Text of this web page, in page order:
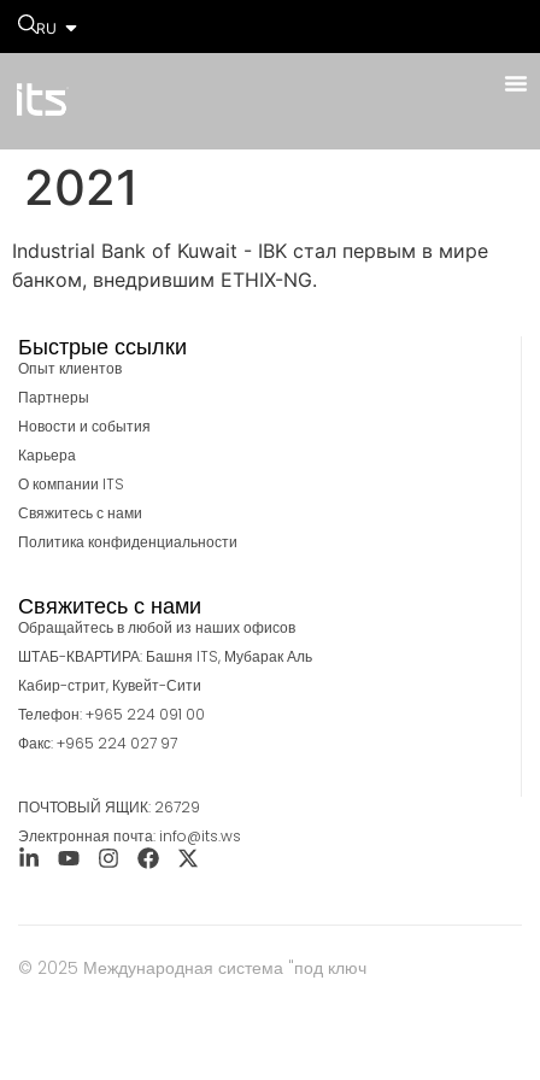
RU
2021
Industrial Bank of Kuwait - IBK стал первым в мире
банком, внедрившим ETHIX-NG.
Быстрые ссылки
Опыт клиентов
Партнеры
Новости и события
Карьера
О компании ITS
Свяжитесь с нами
Политика конфиденциальности
Свяжитесь с нами
Обращайтесь в любой из наших офисов
ШТАБ-КВАРТИРА: Башня ITS, Мубарак Аль
Кабир-стрит, Кувейт-Сити
Телефон: +965 224 091 00
Факс: +965 224 027 97
ПОЧТОВЫЙ ЯЩИК: 26729
Электронная почта: info@its.ws
© 2025 Международная система "под ключ